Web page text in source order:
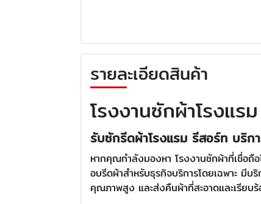
รายละเอียดสินค้า
โรงงานซักผ้าโรงแรม
รับซักรีดผ้าโรงแรม รีสอร์ท บริก
หากคุณกำลังมองหา โรงงานซักผ้าที่เชื่อถื
อบรีดผ้าสำหรับธุรกิจบริการโดยเฉพาะ มี
คุณภาพสูง และส่งคืนผ้าที่สะอาดและเรียบร้